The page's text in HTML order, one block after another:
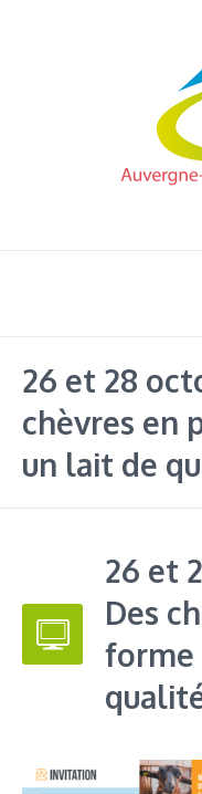
26 et 28
chèvres en
un lait de
26 et
Des
forme